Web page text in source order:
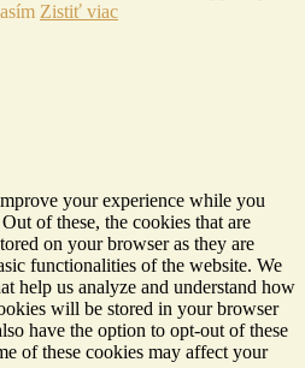
Zistiť viac
your experience while you
of these, the cookies that are
on your browser as they are
functionalities of the website. We
help us analyze and understand how
will be stored in your browser
have the option to opt-out of these
of these cookies may affect your